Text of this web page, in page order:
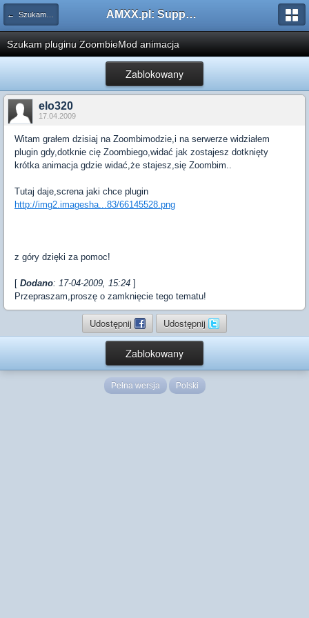
← Szukam pluginu AMXX.pl: Support AMX Mod X i SourceMod
Szukam pluginu ZoombieMod animacja
Zablokowany
elo320
17.04.2009
Witam grałem dzisiaj na Zoombimodzie,i na serwerze widziałem
plugin gdy,dotknie cię Zoombiego,widać jak zostajesz dotknięty
krótka animacja gdzie widać,że stajesz,się Zoombim..
Tutaj daje,screna jaki chce plugin
http://img2.imagesha...83/66145528.png
z góry dzięki za pomoc!
[ Dodano: 17-04-2009, 15:24 ]
Przepraszam,proszę o zamknięcie tego tematu!
Udostępnij Udostępnij
Zablokowany
Pełna wersja Polski